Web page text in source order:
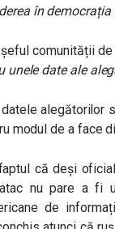
în democrația
comunității
unele date ale
alegătorilor
modul de a face
că deși
nu pare a fi
de